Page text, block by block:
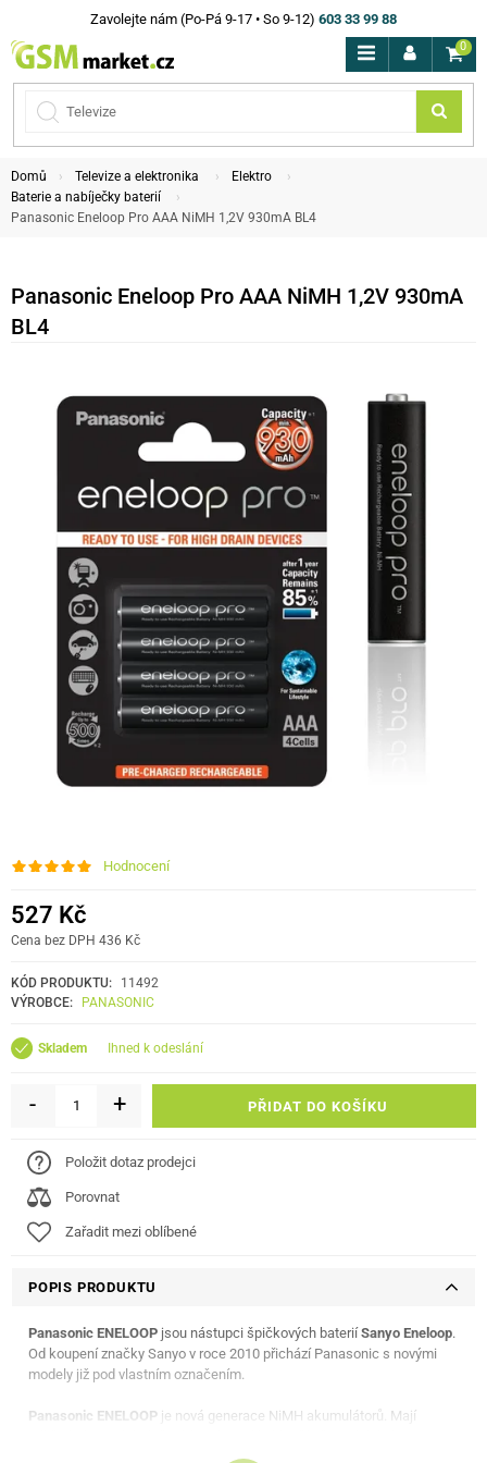
Zavolejte nám (Po-Pá 9-17 • So 9-12) 603 33 99 88
0
Domů Televize a elektronika
Elektro
Baterie a nabíječky baterií
Panasonic Eneloop Pro AAA NiMH 1,2V 930mA BL4
Panasonic Eneloop Pro AAA NiMH 1,2V 930mA
BL4
Hodnocení
527 Kč
Cena bez DPH 436 Kč
KÓD PRODUKTU:
11492
VÝROBCE:
PANASONIC
Skladem ihned k odeslání
- + PŘIDAT DO KOŠÍKU
Položit dotaz prodejci
Porovnat
Zařadit mezi oblíbené
POPIS PRODUKTU
Panasonic ENELOOP jsou nástupci špičkových bateriíSanyo Eneloop.
Od koupení značky Sanyo v roce 2010 přichází Panasonic s novými
modely již pod vlastním označením.
Panasonic ENELOOP je nová generace NiMH akumulátorů. Mají
Jsou dodávány v nabitém stavu a zákazník je ihned po koupi může